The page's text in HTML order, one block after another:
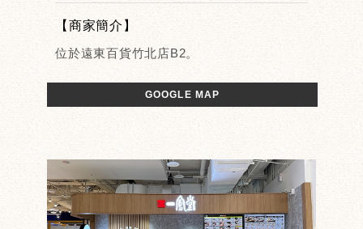
【商家簡介】
位於遠東百貨竹北店B2。
GOOGLE MAP